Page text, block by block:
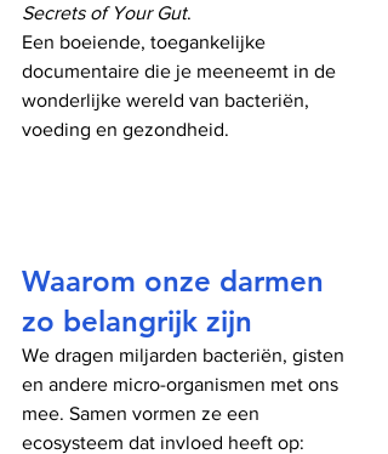
Secrets of Your Gut.
Een boeiende, toegankelijke
documentaire die je meeneemt in de
wonderlijke wereld van bacteriën,
voeding en gezondheid.
Waarom onze darmen
zo belangrijk zijn
We dragen miljarden bacteriën, gisten
en andere micro-organismen met ons
mee. Samen vormen ze een
ecosysteem dat invloed heeft op: